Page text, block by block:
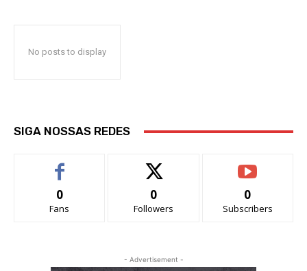
No posts to display
SIGA NOSSAS REDES
0
Fans
0
Followers
0
Subscribers
- Advertisement -